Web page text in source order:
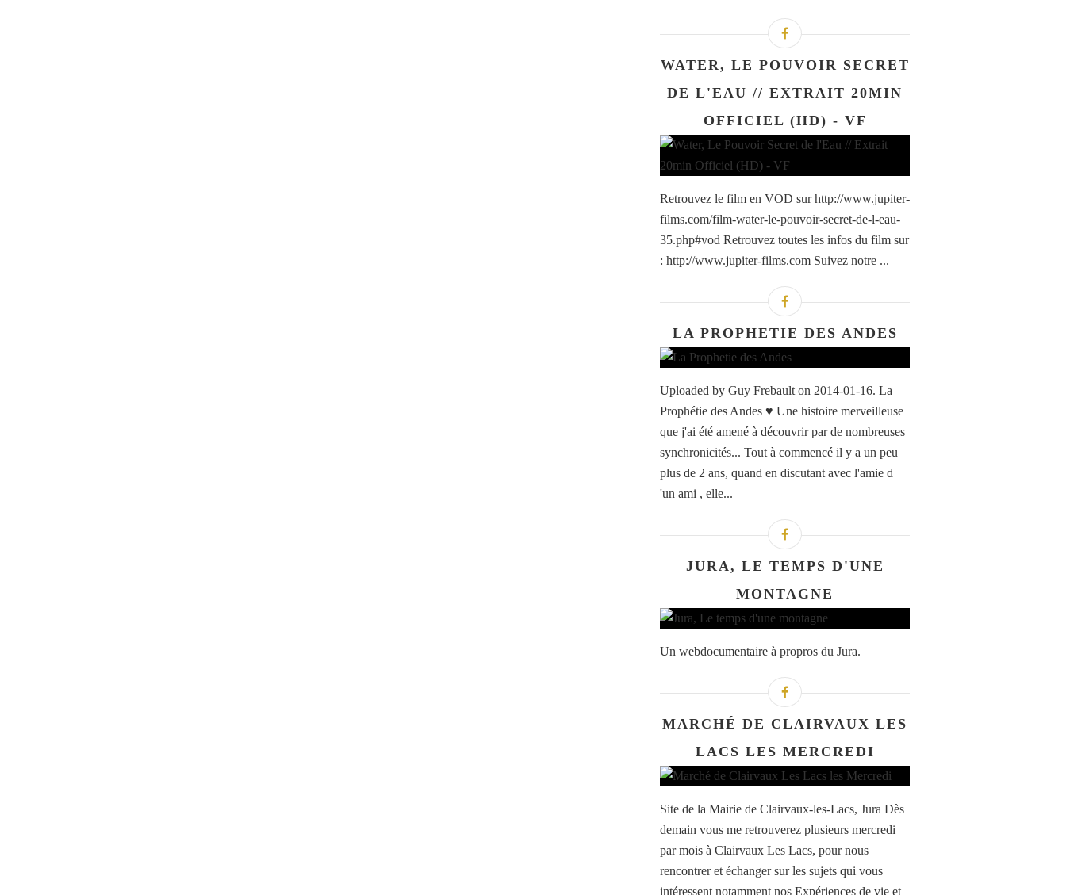
WATER, LE POUVOIR SECRET
DE L'EAU // EXTRAIT 20MIN
OFFICIEL (HD) - VF
Retrouvez le film en VOD sur http://www.jupiter-
films.com/film-water-le-pouvoir-secret-de-l-eau-
35.php#vod Retrouvez toutes les infos du film sur
: http://www.jupiter-films.com Suivez notre ...
LA PROPHETIE DES ANDES
Uploaded by Guy Frebault on 2014-01-16. La
Prophétie des Andes ♥ Une histoire merveilleuse
que j'ai été amené à découvrir par de nombreuses
synchronicités... Tout à commencé il y a un peu
plus de 2 ans, quand en discutant avec l'amie d
'un ami , elle...
JURA, LE TEMPS D'UNE
MONTAGNE
Un webdocumentaire à propros du Jura.
MARCHÉ DE CLAIRVAUX LES
LACS LES MERCREDI
Site de la Mairie de Clairvaux-les-Lacs, Jura Dès
demain vous me retrouverez plusieurs mercredi
par mois à Clairvaux Les Lacs, pour nous
rencontrer et échanger sur les sujets qui vous
intéressent notamment nos Expériences de vie et